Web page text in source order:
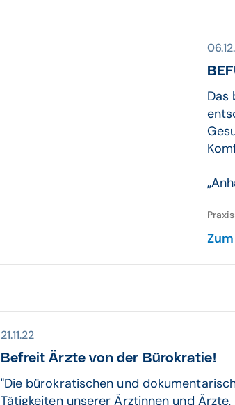
Das
21.11.22
Befreit Ärzte von der Bürokratie!
"Die bürokratischen und
Tätigkeiten unserer Ärztinnen und Ärzte,